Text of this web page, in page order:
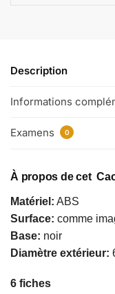
Description
Informations
Examens 0
À propos de cet
Matériel: ABS
Surface: comme
Base: noir
Diamètre extérieur:
6 fiches